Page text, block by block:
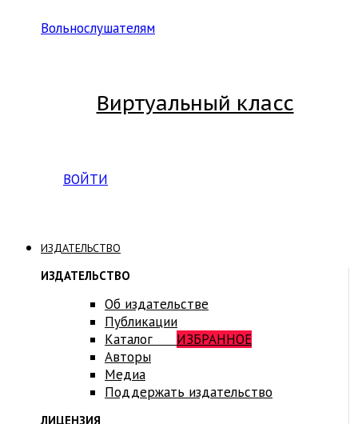
Вольнослушателям
Виртуальный класс
ВОЙТИ
ИЗДАТЕЛЬСТВО
ИЗДАТЕЛЬСТВО
Об издательстве
Публикации
Каталог ИЗБРАННОЕ
Авторы
Медиа
Поддержать издательство
ЛИЦЕНЗИЯ